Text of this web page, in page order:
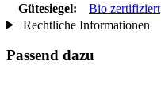
Gütesiegel:
Bio zertifiziert
Rechtliche Informationen
Passend dazu